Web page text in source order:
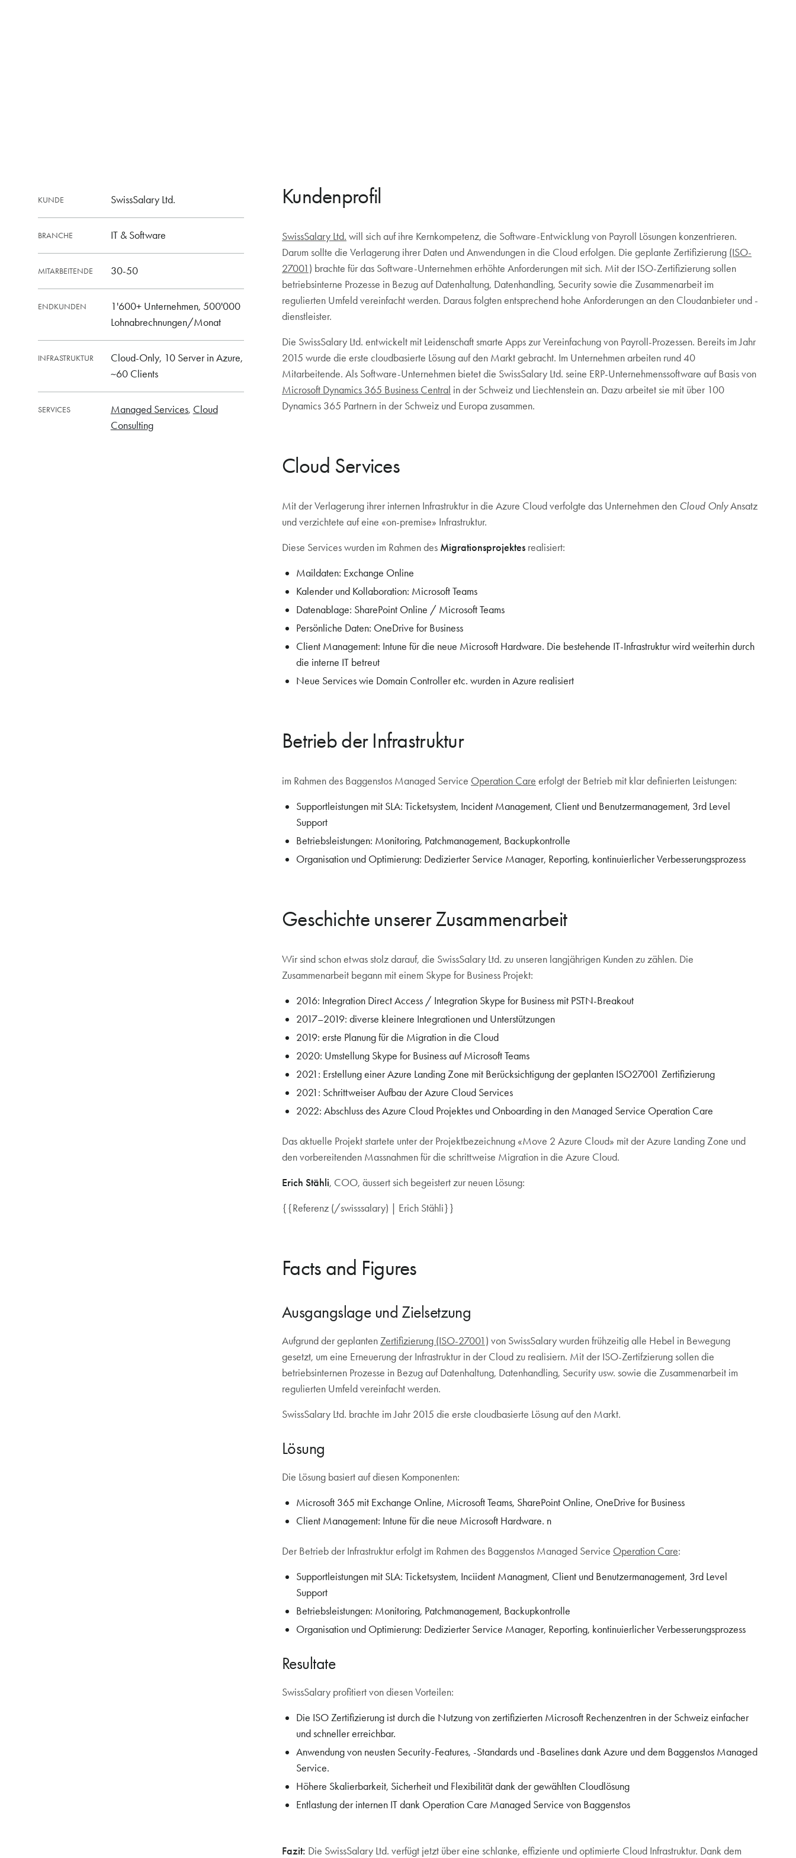
KUNDE SwissSalary Ltd.
BRANCHE IT & Software
MITARBEITENDE 30-50
ENDKUNDEN
1'600+ Unternehmen, 500'000
Lohnabrechnungen/Monat
INFRASTRUKTUR
Cloud-Only, 10 Server in Azure,
~60 Clients
SERVICES Managed Services Cloud
Consulting
Kundenprofil
SwissSalary Ltd. will sich auf ihre Kernkompetenz, die Software-Entwicklung von Payroll Lösungen konzentrieren.
Darum sollte die Verlagerung ihrer Daten und Anwendungen in die Cloud erfolgen. Die geplante Zertifizierung (ISO-
27001) brachte für das Software-Unternehmen erhöhte Anforderungen mit sich. Mit der ISO-Zertifizierung sollen
betriebsinterne Prozesse in Bezug auf Datenhaltung, Datenhandling, Security sowie die Zusammenarbeit im
regulierten Umfeld vereinfacht werden. Daraus folgten entsprechend hohe Anforderungen an den Cloudanbieter und -
dienstleister.
Die SwissSalary Ltd. entwickelt mit Leidenschaft smarte Apps zur Vereinfachung von Payroll-Prozessen. Bereits im Jahr
2015 wurde die erste cloudbasierte Lösung auf den Markt gebracht. Im Unternehmen arbeiten rund 40
Mitarbeitende. Als Software-Unternehmen bietet die SwissSalary Ltd. seine ERP-Unternehmenssoftware auf Basis von
Microsoft Dynamics 365 Business Central in der Schweiz und Liechtenstein an. Dazu arbeitet sie mit über 100
Dynamics 365 Partnern in der Schweiz und Europa zusammen.
Cloud Services
Mit der Verlagerung ihrer internen Infrastruktur in die Azure Cloud verfolgte das Unternehmen den Cloud OnlyAnsatz
und verzichtete auf eine «on-premise» Infrastruktur.
Diese Services wurden im Rahmen des Migrationsprojektes realisiert:
Maildaten: Exchange Online
Kalender und Kollaboration: Microsoft Teams
Datenablage: SharePoint Online / Microsoft Teams
Persönliche Daten: OneDrive for Business
Client Management: Intune für die neue Microsoft Hardware. Die bestehende IT-Infrastruktur wird weiterhin durch
die interne IT betreut
Neue Services wie Domain Controller etc. wurden in Azure realisiert
Betrieb der Infrastruktur
im Rahmen des Baggenstos Managed Service Operation Care erfolgt der Betrieb mit klar definierten Leistungen:
Supportleistungen mit SLA: Ticketsystem, Incident Management, Client und Benutzermanagement, 3rd Level
Support
Betriebsleistungen: Monitoring, Patchmanagement, Backupkontrolle
Organisation und Optimierung: Dedizierter Service Manager, Reporting, kontinuierlicher Verbesserungsprozess
Geschichte unserer Zusammenarbeit
Wir sind schon etwas stolz darauf, die SwissSalary Ltd. zu unseren langjährigen Kunden zu zählen. Die
Zusammenarbeit begann mit einem Skype for Business Projekt:
2016: Integration Direct Access / Integration Skype for Business mit PSTN-Breakout
2017–2019: diverse kleinere Integrationen und Unterstützungen
2019: erste Planung für die Migration in die Cloud
2020: Umstellung Skype for Business auf Microsoft Teams
2021: Erstellung einer Azure Landing Zone mit Berücksichtigung der geplanten ISO27001 Zertifizierung
2021: Schrittweiser Aufbau der Azure Cloud Services
2022: Abschluss des Azure Cloud Projektes und Onboarding in den Managed Service Operation Care
Das aktuelle Projekt startete unter der Projektbezeichnung «Move 2 Azure Cloud» mit der Azure Landing Zone und
den vorbereitenden Massnahmen für die schrittweise Migration in die Azure Cloud.
Erich Stähli, COO, äussert sich begeistert zur neuen Lösung:
{{Referenz (/swisssalary) | Erich Stähli}}
Facts and Figures
Ausgangslage und Zielsetzung
Aufgrund der geplantenZertifizierung (ISO-27001) von SwissSalary wurden frühzeitig alle Hebel in Bewegung
gesetzt, um eine Erneuerung der Infrastruktur in der Cloud zu realisiern. Mit der ISO-Zertifzierung sollen die
betriebsinternen Prozesse in Bezug auf Datenhaltung, Datenhandling, Security usw. sowie die Zusammenarbeit im
regulierten Umfeld vereinfacht werden.
SwissSalary Ltd. brachte im Jahr 2015 die erste cloudbasierte Lösung auf den Markt.
Lösung
Die Lösung basiert auf diesen Komponenten:
Microsoft 365 mit Exchange Online, Microsoft Teams, SharePoint Online, OneDrive for Business
Client Management: Intune für die neue Microsoft Hardware. n
Der Betrieb der Infrastruktur erfolgt im Rahmen des Baggenstos Managed Service Operation Care:
Supportleistungen mit SLA: Ticketsystem, Inciident Managment, Client und Benutzermanagement, 3rd Level
Support
Betriebsleistungen: Monitoring, Patchmanagement, Backupkontrolle
Organisation und Optimierung: Dedizierter Service Manager, Reporting, kontinuierlicher Verbesserungsprozess
Resultate
SwissSalary profitiert von diesen Vorteilen:
Die ISO Zertifizierung ist durch die Nutzung von zertifizierten Microsoft Rechenzentren in der Schweiz einfacher
und schneller erreichbar.
Anwendung von neusten Security-Features, -Standards und -Baselines dank Azure und dem Baggenstos Managed
Service.
Höhere Skalierbarkeit, Sicherheit und Flexibilität dank der gewählten Cloudlösung
Entlastung der internen IT dank Operation Care Managed Service von Baggenstos
Fazit: Die SwissSalary Ltd. verfügt jetzt über eine schlanke, effiziente und optimierte Cloud Infrastruktur. Dank dem